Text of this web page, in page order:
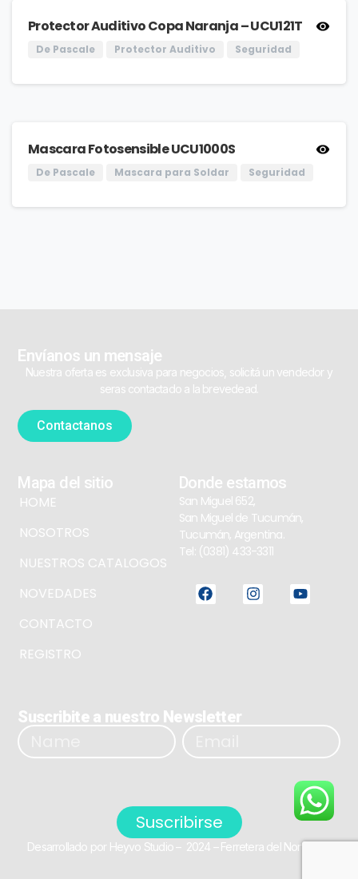
Protector Auditivo Copa Naranja – UCU121T
De Pascale Protector Auditivo Seguridad
Mascara Fotosensible UCU1000S
De Pascale Mascara para Soldar Seguridad
Envíanos un mensaje
Nuestra oferta es exclusiva para negocios, solicitá un vendedor y
seras contactado a la brevedead.
Contactanos
Mapa del sitio
HOME
NOSOTROS
NUESTROS CATALOGOS
NOVEDADES
CONTACTO
REGISTRO
Donde estamos
San Miguel 652,
San Miguel de Tucumán,
Tucumán, Argentina.
Tel: (0381) 433-3311
Suscribite a nuestro Newsletter
Suscribirse
Desarrollado por Heyvo Studio – 2024 – Ferretera del Norte SRL